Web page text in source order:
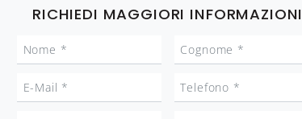
RICHIEDI MAGGIORI INFORMAZIONI